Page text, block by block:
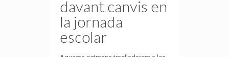
davant canvis en
la jornada
escolar